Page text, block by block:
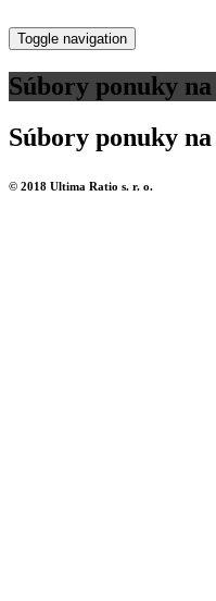
Toggle navigation
Súbory ponuky
Súbory ponuky
© 2018 Ultima Ratio s. r. o.